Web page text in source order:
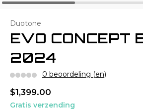
Duotone
EVO CONCEPT
2024
0 beoordeling (en)
$1,399.00
Gratis verzending